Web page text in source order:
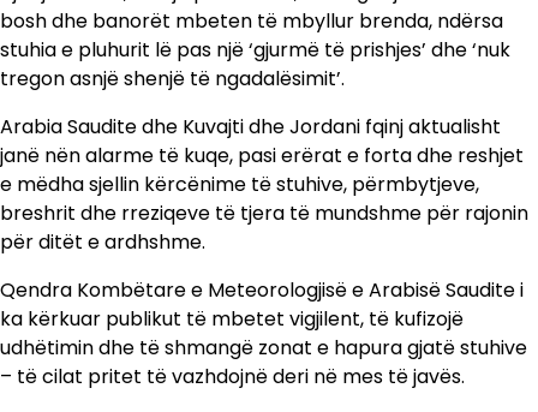
bosh dhe banorët mbeten të mbyllur brenda, ndërsa
stuhia e pluhurit lë pas një ‘gjurmë të prishjes’ dhe ‘nuk
tregon asnjë shenjë të ngadalësimit’.
Arabia Saudite dhe Kuvajti dhe Jordani fqinj aktualisht
janë nën alarme të kuqe, pasi erërat e forta dhe reshjet
e mëdha sjellin kërcënime të stuhive, përmbytjeve,
breshrit dhe rreziqeve të tjera të mundshme për rajonin
për ditët e ardhshme.
Qendra Kombëtare e Meteorologjisë e Arabisë Saudite i
ka kërkuar publikut të mbetet vigjilent, të kufizojë
udhëtimin dhe të shmangë zonat e hapura gjatë stuhive
– të cilat pritet të vazhdojnë deri në mes të javës.